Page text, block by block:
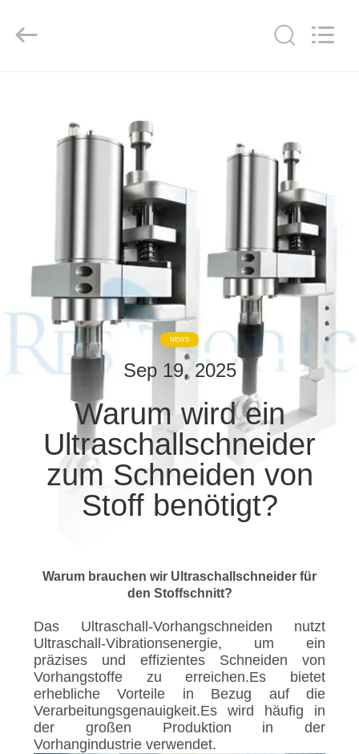
PRODUKTE
FABRIK-
AUSFLUG
QUALITÄTSKONTROLLE
TRETEN
UNS
VERBINDUNG
NACHRICHTEN
FÄLLE
SITEMAP
DATENSCHUTZRICHTLINIE
Ltd..
NEWS
Sep 19, 2025
Warum wird ein
Ultraschallschneider
zum Schneiden von
Stoff benötigt?
Warum brauchen wir Ultraschallschneider für
den Stoffschnitt?
Das Ultraschall-Vorhangschneiden nutzt
Ultraschall-Vibrationsenergie, um ein
präzises und effizientes Schneiden von
Vorhangstoffe zu erreichen.Es bietet
erhebliche Vorteile in Bezug auf die
Verarbeitungsgenauigkeit.Es wird häufig in
der großen Produktion in der
Vorhangindustrie verwendet.